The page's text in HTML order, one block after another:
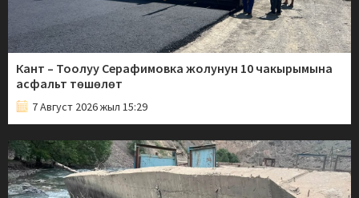
Кант – Тоолуу Серафимовка жолунун 10 чакырымына
асфальт төшөлөт
7 Август 2026 жыл 15:29